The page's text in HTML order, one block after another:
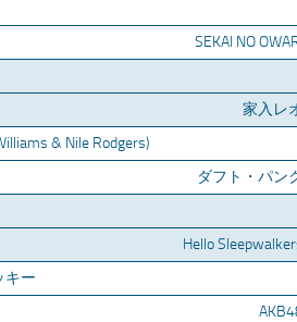
SEKAI NO
家入レ
& Nile Rodgers)
ダフト・パン
Hello
キー